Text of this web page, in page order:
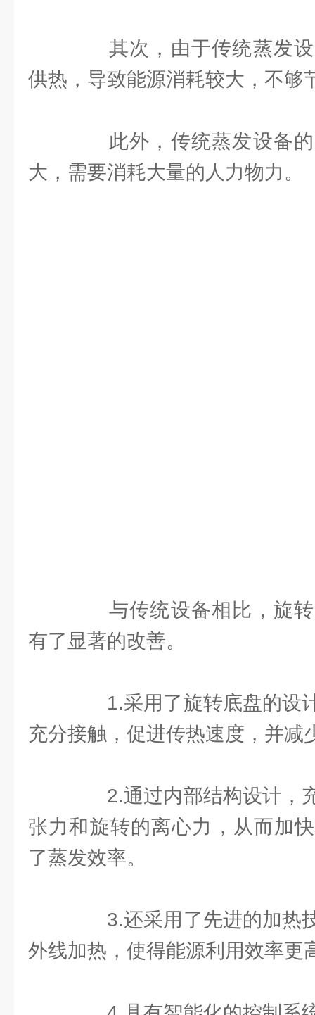
其次，由于传统蒸发设
供热，导致能源消耗较大，不够
此外，传统蒸发设备的
大，需要消耗大量的人力物力。
与传统设备相比，旋转
有了显著的改善。
1.采用了旋转底盘的设
充分接触，促进传热速度，并减
2.通过内部结构设计，
张力和旋转的离心力，从而加
了蒸发效率。
3.还采用了先进的加热
外线加热，使得能源利用效率更